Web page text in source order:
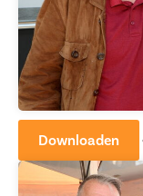
Downloaden